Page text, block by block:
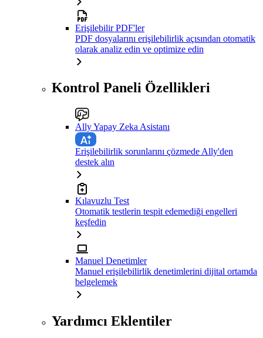
Erişilebilir PDF'ler
PDF dosyalarını erişilebilirlik açısından otomatik
olarak analiz edin ve optimize edin
Kontrol Paneli Özellikleri
Ally Yapay Zeka Asistanı
Erişilebilirlik sorunlarını çözmede Ally'den
destek alın
Kılavuzlu Test
Otomatik testlerin tespit edemediği engelleri
keşfedin
Manuel Denetimler
Manuel erişilebilirlik denetimlerini dijital ortamda
belgelemek
Yardımcı Eklentiler